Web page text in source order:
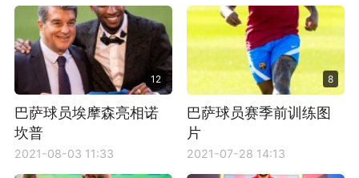
12
巴萨球员埃摩森亮相诺
坎普
2021-08-03 11:33
8
巴萨球员赛季前训练图
片
2021-07-28 14:13